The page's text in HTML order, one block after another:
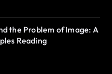
the Problem of Image: A
Reading